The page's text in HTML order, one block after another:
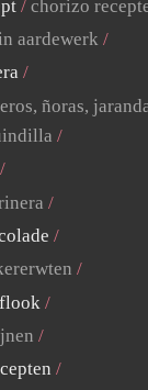
chorizo
aardewerk
ñoras,